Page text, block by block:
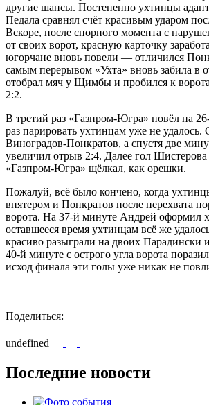
другие шансы. Постепенно ухтинцы
Педала сравнял счёт красивым ударом
Вскоре, после спорного момента с
от своих ворот, красную карточку
югорчане вновь повели — отличился
самым перерывом «Ухта» вновь забила в
отобрал мяч у Щимбы и пробился к
2:2.
В третий раз «Газпром-Югра» повёл на
раз парировать ухтинцам уже не удалось.
Виноградов-Понкратов, а спустя две
увеличил отрыв 2:4. Далее гол
«Газпром-Югра» щёлкал, как орешки.
Пожалуй, всё было кончено, когда
впятером и Понкратов после перехвата
ворота. На 37-й минуте Андрей оформил
оставшееся время ухтинцам всё же
красиво разыграли на двоих Парадински
40-й минуте с острого угла ворота
исход финала эти голы уже никак не
Поделиться:
undefined
Последние новости